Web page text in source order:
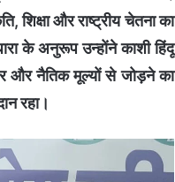
शिक्षा और राष्ट्रीय चेतना का
के अनुरूप उन्होंने काशी हिंदू
और नैतिक मूल्यों से जोड़ने का
रहा।